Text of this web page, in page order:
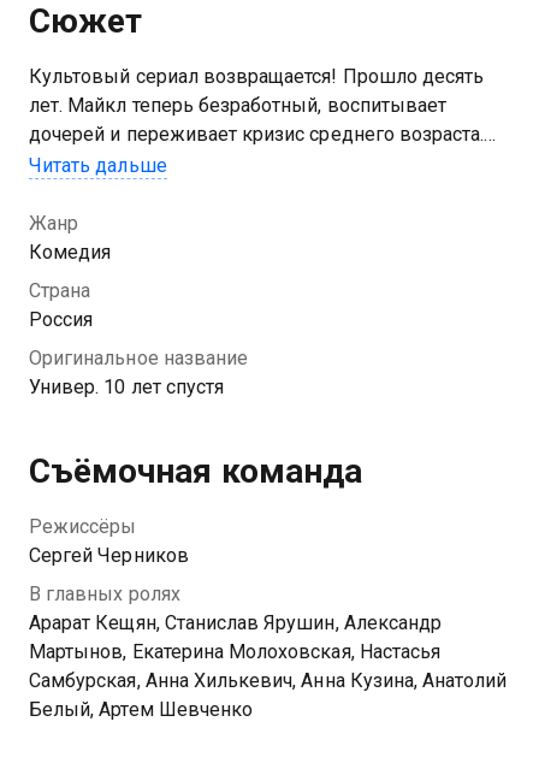
Сюжет
Культовый сериал возвращается! Прошло десять
лет. Майкл теперь безработный, воспитывает
дочерей и переживает кризис среднего возраста.
Антон сначала лишился Кристины, а потом и
обратно. Маша решает, что им с Валей пора
заводить детей, но Валя против. А Яна одна
занимается сыном и упорно пытается найти ему
отца. Да, герои повзрослели и больше не живут в
стало. Они продолжают общаться и помогать друг
другу в трудных жизненных ситуациях.
спустя вы можете совершенно бесплатно в
Читать дальше
Жанр
Комедия
Страна
Россия
Оригинальное название
Универ. 10 лет спустя
Съёмочная команда
Режиссёры
Сергей Черников
В главных ролях
Арарат Кещян, Станислав Ярушин, Александр
Мартынов, Екатерина Молоховская, Настасья
Самбурская, Анна Хилькевич, Анна Кузина, Анатолий
Белый, Артем Шевченко